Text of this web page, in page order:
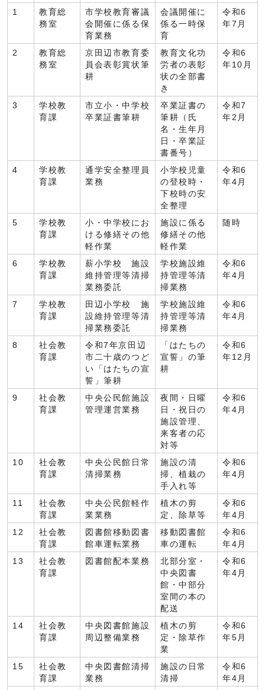
1
教育総
務室
市学校教育審議
会開催に係る保
育業務
会議開催に
係る一時保
育
令和6
年7月
2
教育総
務室
京田辺市教育委
員会表彰賞状筆
耕
教育文化功
労者の表彰
状の全部書
き
令和6
年10月
3
学校教
育課
市立小・中学校
卒業証書筆耕
卒業証書の
筆耕（氏
名・生年月
日・卒業証
書番号）
令和7
年2月
4
学校教
育課
通学安全整理員
業務
小学校児童
の登校時・
下校時の安
全整理
令和6
年4月
5
学校教
育課
小・中学校にお
ける修繕その他
軽作業
施設に係る
修繕その他
軽作業
随時
6
学校教
育課
薪小学校 施設
維持管理等清掃
業務委託
学校施設維
持管理等清
掃業務
令和6
年4月
7
学校教
育課
田辺小学校 施
設維持管理等清
掃業務委託
学校施設維
持管理等清
掃業務
令和6
年4月
8
社会教
育課
令和7年京田辺
市二十歳のつど
い「はたちの宣
誓」筆耕
「はたちの
宣誓」の筆
耕
令和6
年12月
9
社会教
育課
中央公民館施設
管理運営業務
夜間・日曜
日・祝日の
施設管理、
来客者の応
対等
令和6
年4月
10
社会教
育課
中央公民館日常
清掃業務
施設の清
掃、植栽の
手入れ等
令和6
年4月
11
社会教
育課
中央公民館軽作
業業務
植木の剪
定、除草等
令和6
年4月
12
社会教
育課
図書館移動図書
館車運転業務
移動図書館
車の運転
令和6
年4月
13
社会教
育課
図書館配本業務
北部分室・
中央図書
館・中部分
室間の本の
配送
令和6
年4月
14
社会教
育課
中央図書館施設
周辺整備業務
植木の剪
定・除草作
業
令和6
年5月
15
社会教
育課
中央図書館清掃
業務
施設の日常
清掃
令和6
年4月